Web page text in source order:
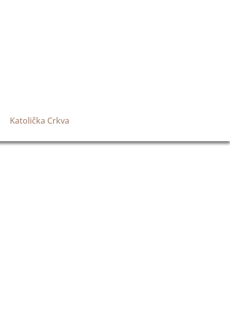
Katolička Crkva